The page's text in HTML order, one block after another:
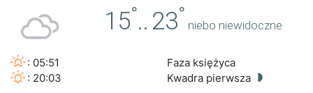
15°.. 23°
niebo niewidoczne
: 05:51
: 20:03
Faza księżyca
Kwadra pierwsza